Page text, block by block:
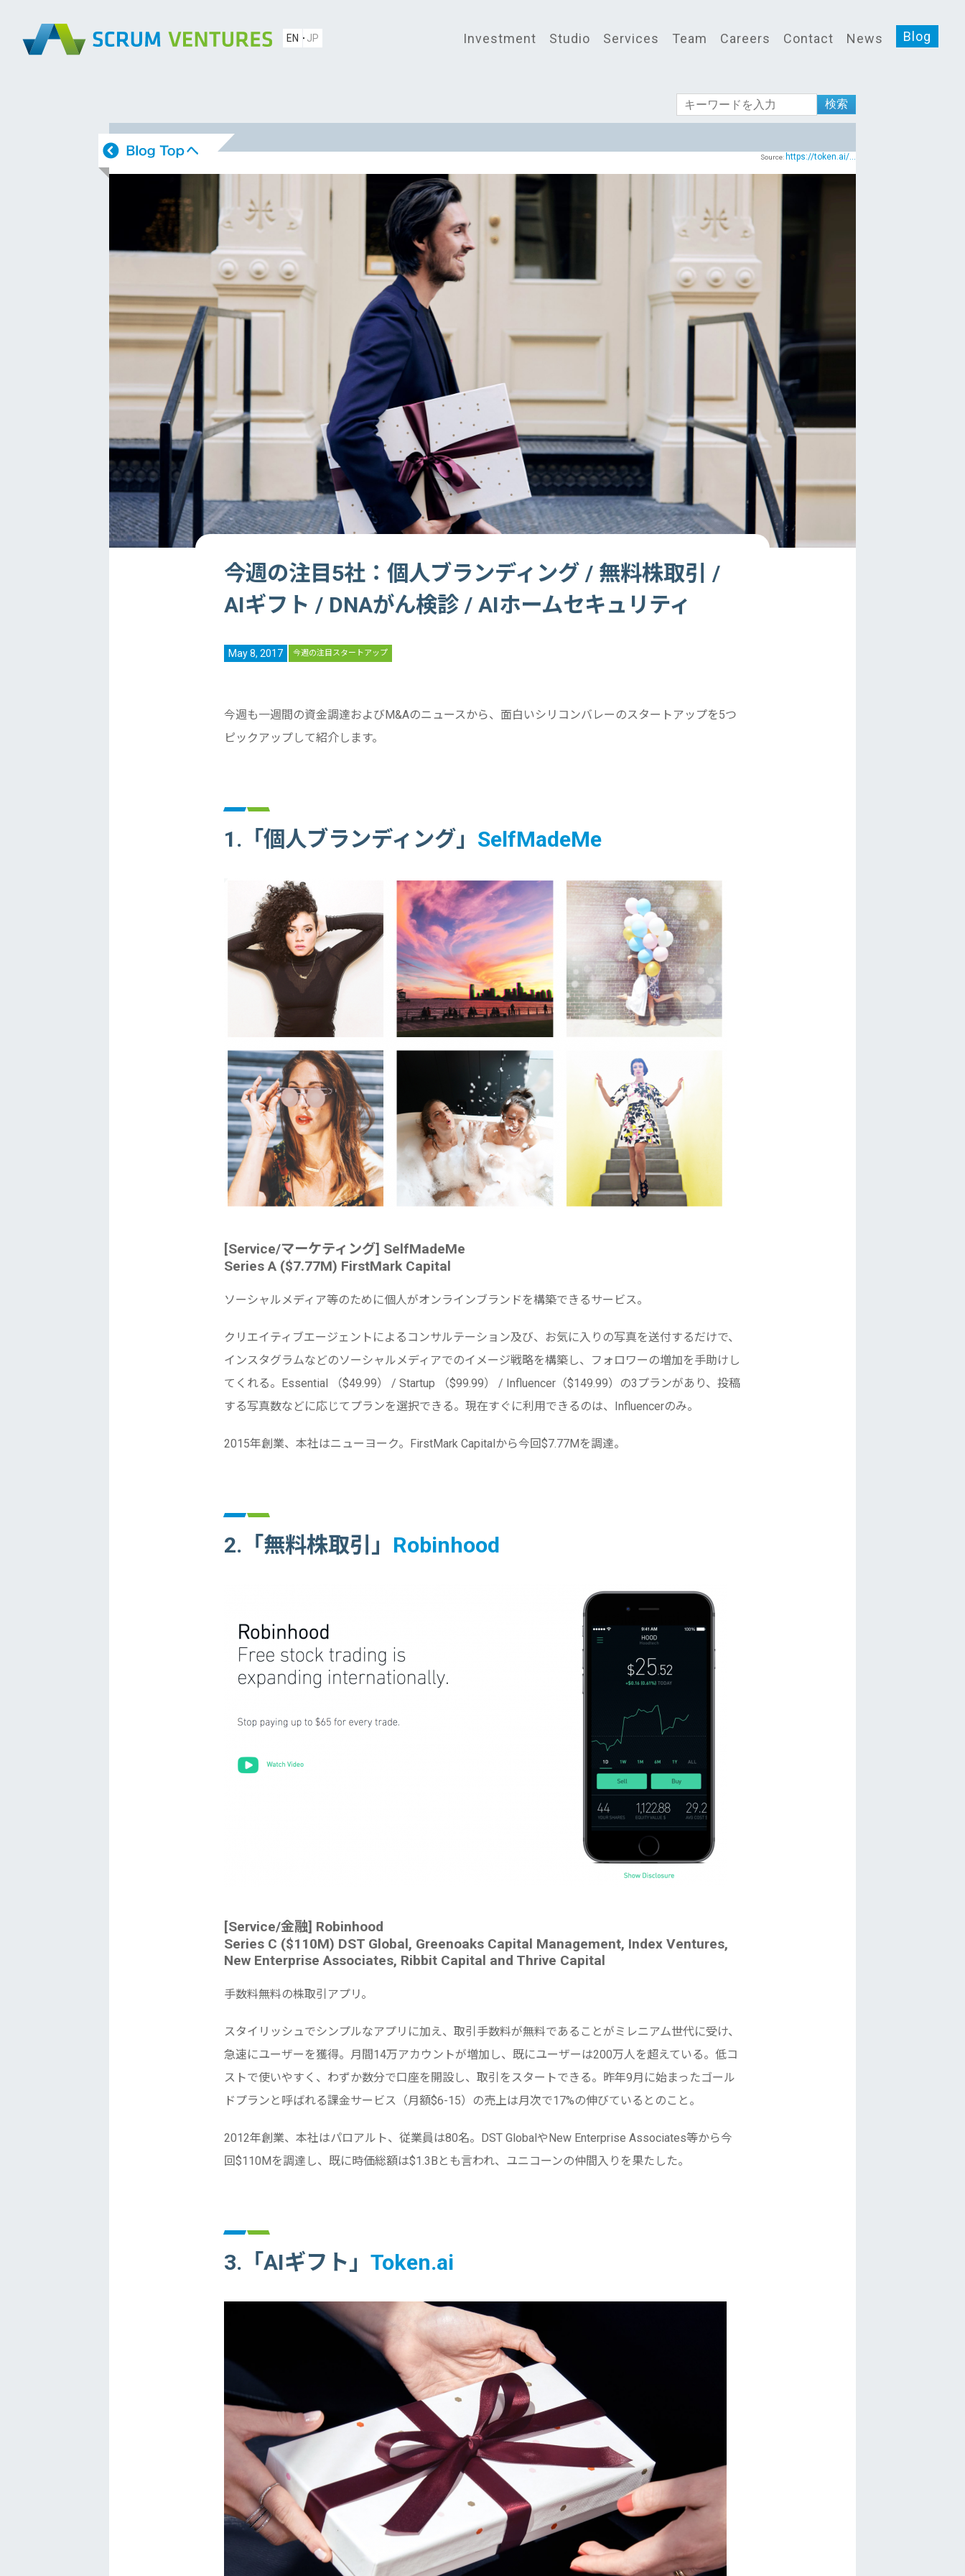
EN JP Investment Studio Services Team Careers Contact News Blog
検索
Source: https://token.ai/...
今週の注目5社：個人ブランディング / 無料株取引 /
AIギフト / DNAがん検診 / AIホームセキュリティ
May 8, 2017 今週の注目スタートアップ
今週も一週間の資金調達およびM&Aのニュースから、面白いシリコンバレーのスタートアップを5つ
ピックアップして紹介します。
1.「個人ブランディング」 SelfMadeMe
[Service/マーケティング] SelfMadeMe
Series A ($7.77M) FirstMark Capital
ソーシャルメディア等のために個人がオンラインブランドを構築できるサービス。
クリエイティブエージェントによるコンサルテーション及び、お気に入りの写真を送付するだけで、
インスタグラムなどのソーシャルメディアでのイメージ戦略を構築し、フォロワーの増加を手助けし
てくれる。Essential （$49.99） / Startup （$99.99） / Influencer（$149.99）の3プランがあり、投稿
する写真数などに応じてプランを選択できる。現在すぐに利用できるのは、Influencerのみ。
2015年創業、本社はニューヨーク。FirstMark Capitalから今回$7.77Mを調達。
2.「無料株取引」 Robinhood
[Service/金融] Robinhood
Series C ($110M) DST Global, Greenoaks Capital Management, Index Ventures,
New Enterprise Associates, Ribbit Capital and Thrive Capital
手数料無料の株取引アプリ。
スタイリッシュでシンプルなアプリに加え、取引手数料が無料であることがミレニアム世代に受け、
急速にユーザーを獲得。月間14万アカウントが増加し、既にユーザーは200万人を超えている。低コ
ストで使いやすく、わずか数分で口座を開設し、取引をスタートできる。昨年9月に始まったゴール
ドプランと呼ばれる課金サービス（月額$6-15）の売上は月次で17%の伸びているとのこと。
2012年創業、本社はパロアルト、従業員は80名。DST GlobalやNew Enterprise Associates等から今
回$110Mを調達し、既に時価総額は$1.3Bとも言われ、ユニコーンの仲間入りを果たした。
3.「AIギフト」 Token.ai